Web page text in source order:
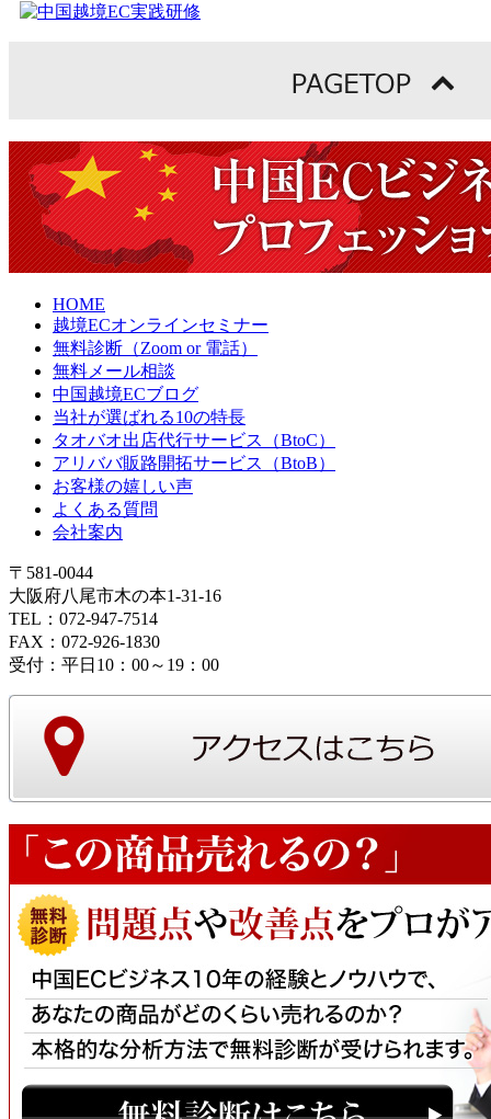
HOME
越境ECオンラインセミナー
無料診断（Zoom or 電話）
無料メール相談
中国越境ECブログ
当社が選ばれる10の特長
タオバオ出店代行サービス（BtoC）
アリババ販路開拓サービス（BtoB）
お客様の嬉しい声
よくある質問
会社案内
〒581-0044
大阪府八尾市木の本1-31-16
TEL：072-947-7514
FAX：072-926-1830
受付：平日10：00～19：00